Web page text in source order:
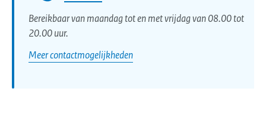
Bereikbaar van maandag tot en met vrijdag van 08.00 tot
20.00 uur.
Meer contactmogelijkheden